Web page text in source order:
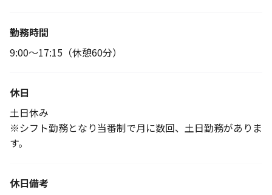
勤務時間
9:00～17:15（休憩60分）
休日
土日休み
※シフト勤務となり当番制で月に数回、土日勤務がありま
す。
休日備考